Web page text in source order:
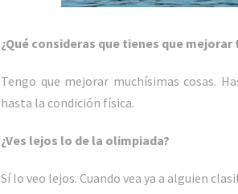
¿Qué consideras que tienes que mejorar
Tengo que mejorar muchísimas cosas.
hasta la condición física.
¿Ves lejos lo de la olimpiada?
Sí lo veo lejos. Cuando vea ya a alguien